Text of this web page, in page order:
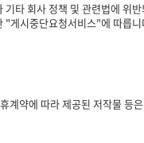
회사 정책 및 관련법에 위
게시중단요청서비스"에 따릅니
약에 따라 제공된 저작물 등